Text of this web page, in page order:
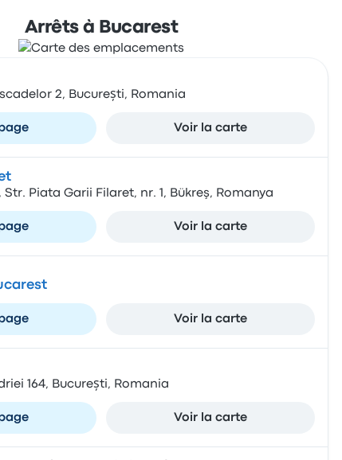
Arrêts à Bucarest
2, București, Romania
Voir la carte
Piata Garii Filaret, nr. 1, Bükreş, Romanya
Voir la carte
Voir la carte
164, București, Romania
Voir la carte